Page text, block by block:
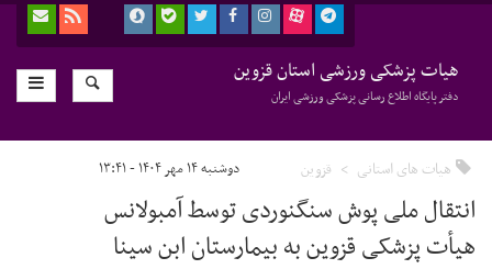
هیات پزشکی ورزشی استان قزوین
دفتر پایگاه اطلاع رسانی پزشکی ورزشی ایران
هیات های استانی قزوین دوشنبه ۱۴ مهر ۱۴۰۴ - ۱۳:۴۱
انتقال ملی پوش سنگنوردی توسط آمبولانس
هیأت پزشکی قزوین به بیمارستان ابن سینا